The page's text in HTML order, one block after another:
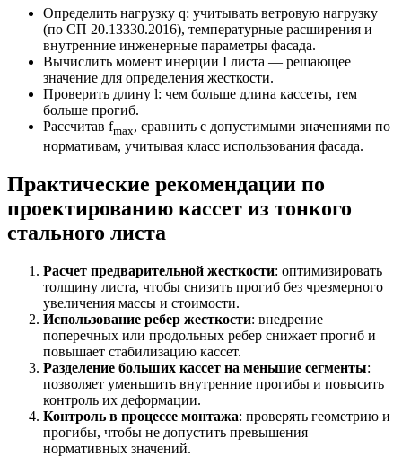
Определить нагрузку q: учитывать ветровую нагрузку
(по СП 20.13330.2016), температурные расширения и
внутренние инженерные параметры фасада.
Вычислить момент инерции I листа — решающее
значение для определения жесткости.
Проверить длину l: чем больше длина кассеты, тем
больше прогиб.
Рассчитав fmax, сравнить с допустимыми значениями по
нормативам, учитывая класс использования фасада.
Практические рекомендации по
проектированию кассет из тонкого
стального листа
Расчет предварительной жесткости: оптимизировать
толщину листа, чтобы снизить прогиб без чрезмерного
увеличения массы и стоимости.
Использование ребер жесткости: внедрение
поперечных или продольных ребер снижает прогиб и
повышает стабилизацию кассет.
Разделение больших кассет на меньшие сегменты:
позволяет уменьшить внутренние прогибы и повысить
контроль их деформации.
Контроль в процессе монтажа: проверять геометрию и
прогибы, чтобы не допустить превышения
нормативных значений.